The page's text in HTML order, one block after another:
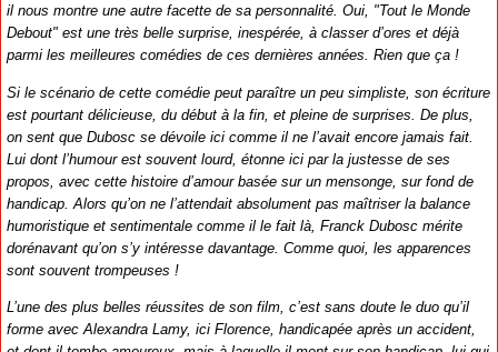
il nous montre une autre facette de sa personnalité. Oui, "Tout le Monde
Debout" est une très belle surprise, inespérée, à classer d’ores et déjà
parmi les meilleures comédies de ces dernières années. Rien que ça !
Si le scénario de cette comédie peut paraître un peu simpliste, son écriture
est pourtant délicieuse, du début à la fin, et pleine de surprises. De plus,
on sent que Dubosc se dévoile ici comme il ne l’avait encore jamais fait.
Lui dont l’humour est souvent lourd, étonne ici par la justesse de ses
propos, avec cette histoire d’amour basée sur un mensonge, sur fond de
handicap. Alors qu’on ne l’attendait absolument pas maîtriser la balance
humoristique et sentimentale comme il le fait là, Franck Dubosc mérite
dorénavant qu’on s’y intéresse davantage. Comme quoi, les apparences
sont souvent trompeuses !
L’une des plus belles réussites de son film, c’est sans doute le duo qu’il
forme avec Alexandra Lamy, ici Florence, handicapée après un accident,